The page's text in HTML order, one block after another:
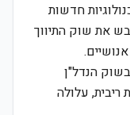
חדשות
את שוק התיווך
הנדל"ן
ריבית, עלולה